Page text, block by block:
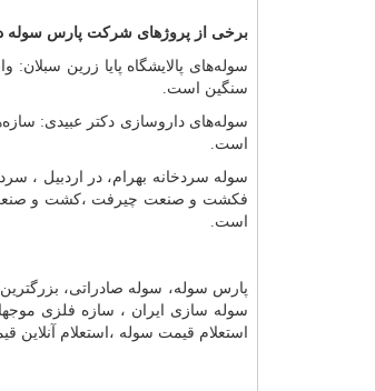
برخی از پروژهای شرکت پارس سوله در
سنگین است.
سوله‌های داروسازی دکتر عبیدی:
است.
سوله سردخانه بهرام، در اردبیل ،
فکشت و صنعت چیرفت ،کشت و صنعت
است.
پارس سوله، سوله صادراتی،
سوله سازی ایران ، سازه فلزی
استعلام قیمت سوله ،استعلام آنلاین